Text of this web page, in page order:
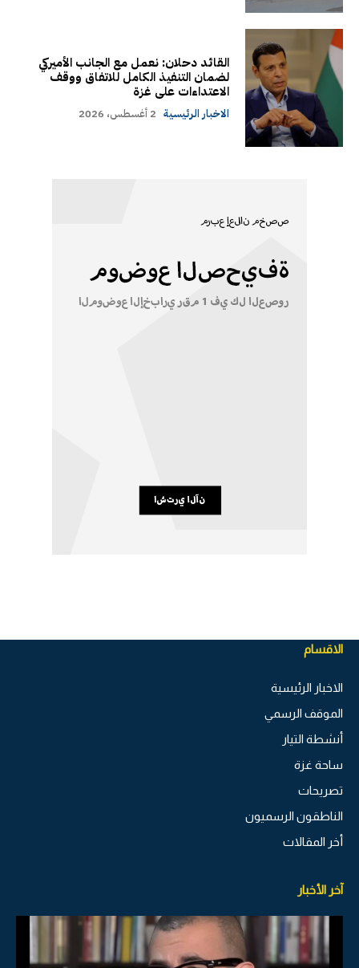
القائد دحلان: نعمل مع الجانب الأميركي
لضمان التنفيذ الكامل للاتفاق ووقف
الاعتداءات على غزة
الاخبار الرئيسية 2 أغسطس، 2026
الاقسام
الاخبار الرئيسية
الموقف الرسمي
أنشطة التيار
ساحة غزة
تصريحات
الناطقون الرسميون
أخر المقالات
آخر الأخبار